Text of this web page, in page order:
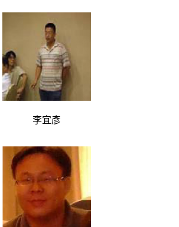
李宜彥